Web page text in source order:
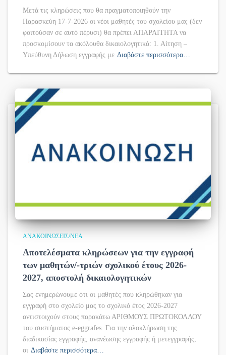
Μετά τις κληρώσεις που θα πραγματοποιηθούν την
Παρασκεύη 17-7-2026 οι νέοι μαθητές του σχολείου μας (δεν
φοιτούσαν σε αυτό πέρυσι) θα πρέπει ΑΠΑΡΑΙΤΗΤΑ να
προσκομίσουν τα ακόλουθα δικαιολογητικά: 1. Αίτηση –
Υπεύθυνη Δήλωση εγγραφής με Διαβάστε περισσότερα…
ΑΝΑΚΟΙΝΏΣΕΙΣ/ΝΈΑ
Αποτελέσματα κληρώσεων για την εγγραφή
των μαθητών/-τριών σχολικού έτους 2026-
2027, αποστολή δικαιολογητικών
Σας ενημερώνουμε ότι οι μαθητές που κληρώθηκαν για
εγγραφή στο σχολείο μας το σχολικό έτος 2026-2027
αντιστοιχούν στους παρακάτω ΑΡΙΘΜΟΥΣ ΠΡΩΤΟΚΟΛΛΟΥ
του συστήματος e-eggrafes. Για την ολοκλήρωση της
διαδικασίας εγγραφής, ανανέωσης εγγραφής ή μετεγγραφής,
οι Διαβάστε περισσότερα…